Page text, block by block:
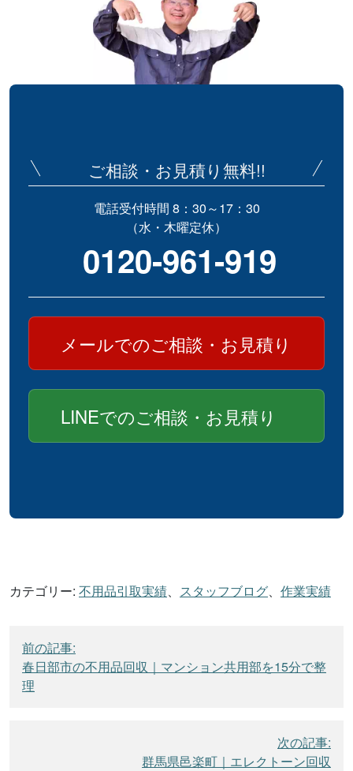
ご相談・お見積り無料!!
電話受付時間 8：30～17：30
（水・木曜定休）
0120-961-919
メールでのご相談・お見積り
LINEでのご相談・お見積り
カテゴリー: 不用品引取実績 スタッフブログ 作業実績
投
稿
ナ
前の記事:
春日部市の不用品回収｜マンション共用部を15分で整
理
次の記事:
群馬県邑楽町｜エレクトーン回収